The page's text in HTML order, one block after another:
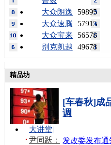
59895
大众朗逸
57915
大众速腾
56578
大众宝来
49678
别克凯越
精品坊
[车春秋]成
调
发改委发布
大讲堂|
尹同跃：